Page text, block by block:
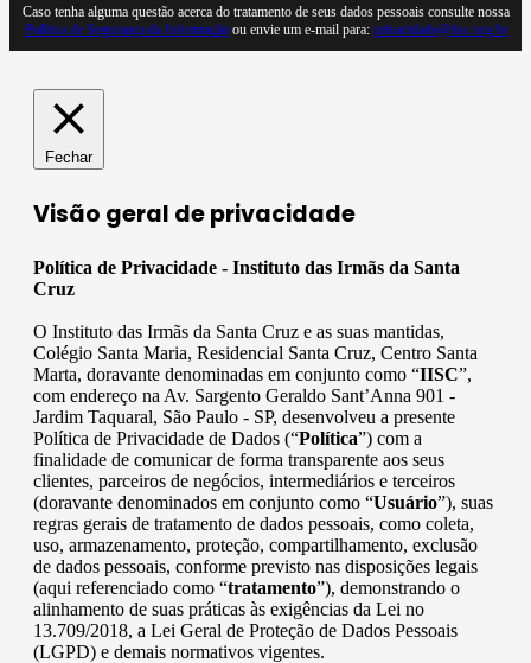
Caso tenha alguma questão acerca do tratamento de seus dados pessoais consulte nossa
Política de Segurança da Informaçãoou envie um e-mail para: privacidade@iisc.org.br
Fechar
Visão geral de privacidade
Política de Privacidade - Instituto das Irmãs da Santa
Cruz
O Instituto das Irmãs da Santa Cruz e as suas mantidas,
Colégio Santa Maria, Residencial Santa Cruz, Centro Santa
Marta, doravante denominadas em conjunto como “IISC”,
com endereço na Av. Sargento Geraldo Sant’Anna 901 -
Jardim Taquaral, São Paulo - SP, desenvolveu a presente
Política de Privacidade de Dados (“Política”) com a
finalidade de comunicar de forma transparente aos seus
clientes, parceiros de negócios, intermediários e terceiros
(doravante denominados em conjunto como “Usuário”), suas
regras gerais de tratamento de dados pessoais, como coleta,
uso, armazenamento, proteção, compartilhamento, exclusão
de dados pessoais, conforme previsto nas disposições legais
(aqui referenciado como “tratamento”), demonstrando o
alinhamento de suas práticas às exigências da Lei no
13.709/2018, a Lei Geral de Proteção de Dados Pessoais
(LGPD) e demais normativos vigentes.